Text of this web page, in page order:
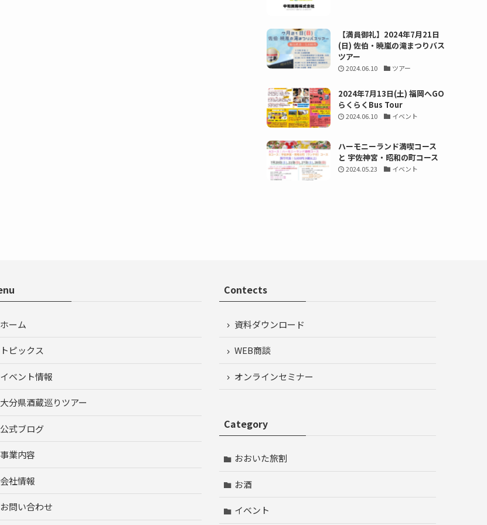
【満員御礼】2024年7月21日
(日) 佐伯・暁嵐の滝まつりバス
ツアー
2024.06.10 ツアー
2024年7月13日(土) 福岡へGO
らくらくBus Tour
2024.06.10 イベント
ハーモニーランド満喫コース
と 宇佐神宮・昭和の町コース
2024.05.23 イベント
ホーム
トピックス
イベント情報
大分県酒蔵巡りツアー
公式ブログ
事業内容
会社情報
お問い合わせ
Contects
資料ダウンロード
WEB商談
オンラインセミナー
Category
おおいた旅割
お酒
イベント